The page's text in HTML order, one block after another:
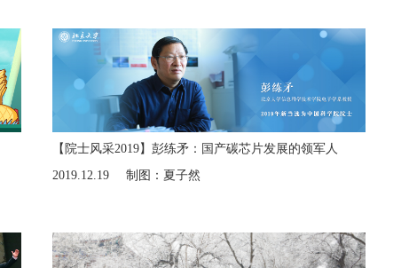
【院士风采2019】彭练矛：国产碳芯片发展的领军人
2019.12.19
制图：夏子然